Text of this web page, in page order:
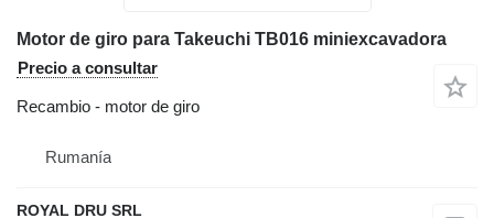
Motor de giro para Takeuchi TB016 miniexcavadora
Precio a consultar
Recambio - motor de giro
Rumanía
ROYAL DRU SRL